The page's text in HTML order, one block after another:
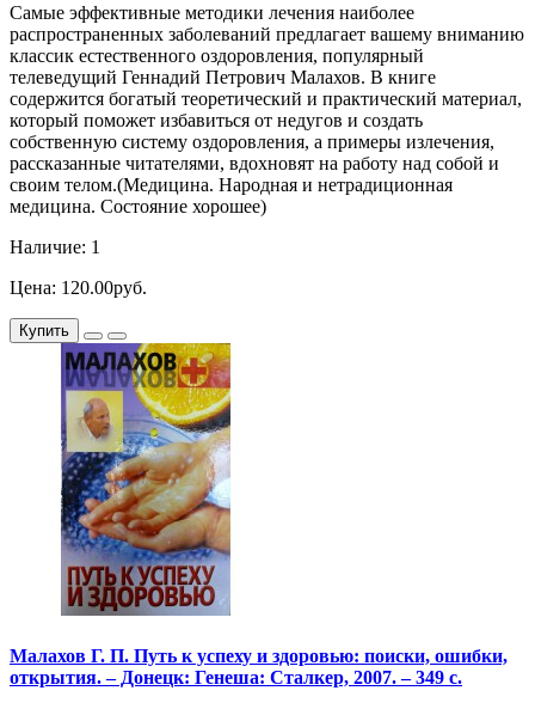
Самые эффективные методики лечения наиболее
распространенных заболеваний предлагает вашему вниманию
классик естественного оздоровления, популярный
телеведущий Геннадий Петрович Малахов. В книге
содержится богатый теоретический и практический материал,
который поможет избавиться от недугов и создать
собственную систему оздоровления, а примеры излечения,
рассказанные читателями, вдохновят на работу над собой и
своим телом.(Медицина. Народная и нетрадиционная
медицина. Состояние хорошее)
Наличие: 1
Цена: 120.00руб.
Купить
Малахов Г. П. Путь к успеху и здоровью: поиски, ошибки,
открытия. – Донецк: Генеша: Сталкер, 2007. – 349 с.